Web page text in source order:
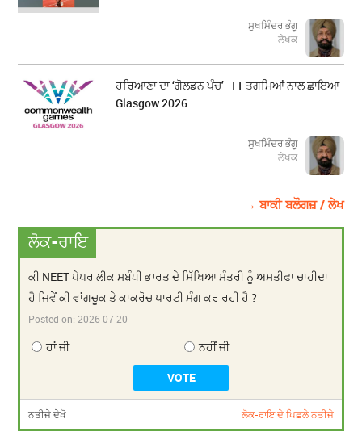
ਸੁਖਮਿੰਦਰ ਭੰਗੂ
ਲੇਖਕ
ਹਰਿਆਣਾ ਦਾ ‘ਗੋਲਡਨ ਪੰਚ’- 11 ਤਗਮਿਆਂ ਨਾਲ ਛਾਇਆ
Glasgow 2026
ਸੁਖਮਿੰਦਰ ਭੰਗੂ
ਲੇਖਕ
→ ਬਾਕੀ ਬਲੌਗਜ਼ / ਲੇਖ
ਲੋਕ-ਰਾਇ
ਕੀ NEET ਪੇਪਰ ਲੀਕ ਸਬੰਧੀ ਭਾਰਤ ਦੇ ਸਿੱਖਿਆ ਮੰਤਰੀ ਨੂੰ ਅਸਤੀਫਾ ਚਾਹੀਦਾ
ਹੈ ਜਿਵੇਂ ਕੀ ਵਾਂਗਚੂਕ ਤੇ ਕਾਕਰੋਚ ਪਾਰਟੀ ਮੰਗ ਕਰ ਰਹੀ ਹੈ ?
Posted on:2026-07-20
ਹਾਂ ਜੀ ਨਹੀਂ ਜੀ
ਨਤੀਜੇ ਦੇਖੋ ਲੋਕ-ਰਾਇ ਦੇ ਪਿਛਲੇ ਨਤੀਜੇ